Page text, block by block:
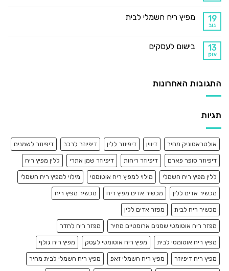
19
נוב
מפיץ ריח חשמלי לבית
13
אוק
בישום לעסקים
התגובות האחרונות
תגיות
אולטראסוניק מחיר דיווין דיפיוזר ללין דיפיוזר לרכב דיפיוזר לשמנים
דיפיוזר סופר פארם דיפיוזר ריחות דיפיוזר שמן אתרי ללין מפיץ ריח
ללין מפיץ ריח חשמלי מילוי למפיץ ריח אוטומטי מילוי למפיץ ריח חשמלי
מכשיר אדים ללין מכשיר אדים מפיץ ריח מכשיר מפיץ ריח
מכשיר ריח לבית מפזר אדים ללין
מפזר ריח אוטומטי שמנים ארומטיים מחיר מפזר ריח לחדר
מפיץ ריח אוטומטי לבית מפיץ ריח אוטומטי לעסק מפיץ ריח גולף
מפיץ ריח דיפיוזר מפיץ ריח חשמלי זאפ מפיץ ריח חשמלי לבית מחיר